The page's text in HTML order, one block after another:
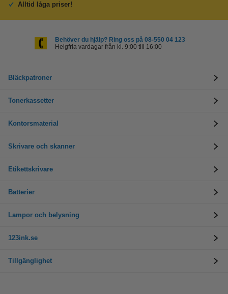
Alltid låga priser!
Behöver du hjälp? Ring oss på 08-550 04 123
Helgfria vardagar från kl. 9:00 till 16:00
Bläckpatroner
Tonerkassetter
Kontorsmaterial
Skrivare och skanner
Etikettskrivare
Batterier
Lampor och belysning
123ink.se
Tillgänglighet